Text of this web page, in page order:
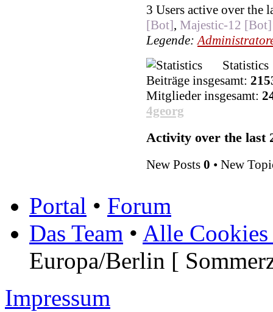
3 Users active over the
[Bot], Majestic-12 [Bot]
Legende:
Statistics
Beiträge insgesamt:
Mitglieder insgesamt:
4georg
Activity over the last
New Posts 0 • New
Portal • Forum
Das Team • Alle Cookies
Europa/Berlin [
Impressum